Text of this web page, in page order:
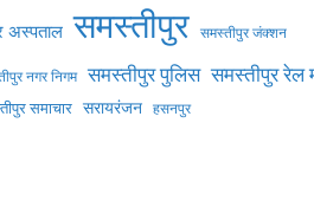
अस्पताल समस्तीपुर समस्तीपुर जंक्शन
नगर निगम समस्तीपुर पुलिस समस्तीपुर रेल
समाचार सरायरंजन हसनपुर